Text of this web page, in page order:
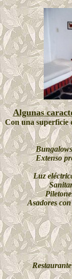
Algunas
Con una
Extenso
Luz
Asadores